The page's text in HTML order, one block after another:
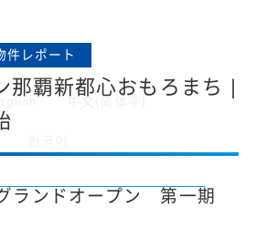
中文(简体字)
件レポート
那覇新都心おもろまち |
ランドオープン 第一期